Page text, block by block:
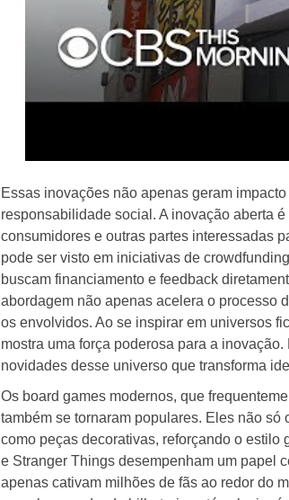
Essas inovações não apenas geram
responsabilidade social. A inovação aberta
consumidores e outras partes interessadas
pode ser visto em iniciativas de
buscam financiamento e feedback
abordagem não apenas acelera o processo
os envolvidos. Ao se inspirar em universos
mostra uma força poderosa para a
novidades desse universo que transforma
Os board games modernos, que
também se tornaram populares. Eles não
como peças decorativas, reforçando o estilo
e Stranger Things desempenham um papel
apenas cativam milhões de fãs ao redor do